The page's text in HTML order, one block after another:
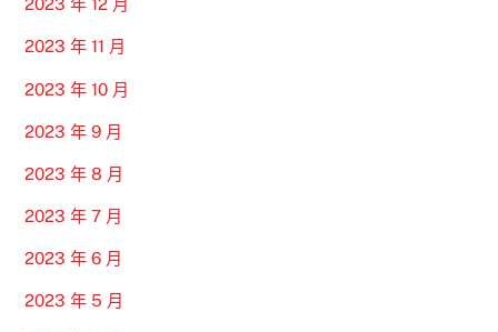
2023 年 12 月
2023 年 11 月
2023 年 10 月
2023 年 9 月
2023 年 8 月
2023 年 7 月
2023 年 6 月
2023 年 5 月